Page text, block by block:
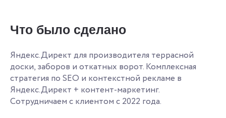
Что было сделано
Яндекс.Директ для производителя террасной
доски, заборов и откатных ворот. Комплексная
стратегия по SEO и контекстной рекламе в
Яндекс.Директ + контент-маркетинг.
Сотрудничаем с клиентом с 2022 года.